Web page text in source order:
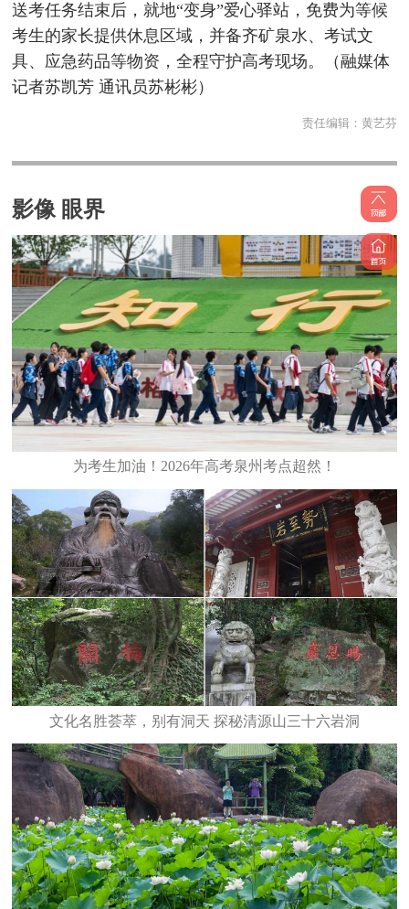
送考任务结束后，就地“变身”爱心驿站，免费为等候
考生的家长提供休息区域，并备齐矿泉水、考试文
具、应急药品等物资，全程守护高考现场。（融媒体
记者苏凯芳 通讯员苏彬彬）
责任编辑： 黄艺芬
影像 眼界
为考生加油！2026年高考泉州考点超然！
文化名胜荟萃，别有洞天 探秘清源山三十六岩洞